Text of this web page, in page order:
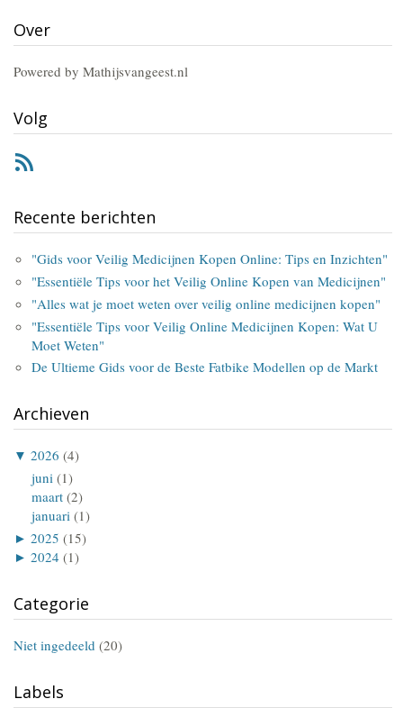
Over
Powered by Mathijsvangeest.nl
Volg
Recente berichten
"Gids voor Veilig Medicijnen Kopen Online: Tips en Inzichten"
"Essentiële Tips voor het Veilig Online Kopen van Medicijnen"
"Alles wat je moet weten over veilig online medicijnen kopen"
"Essentiële Tips voor Veilig Online Medicijnen Kopen: Wat U
Moet Weten"
De Ultieme Gids voor de Beste Fatbike Modellen op de Markt
Archieven
▼ 2026 (4)
juni (1)
maart (2)
januari (1)
► 2025 (15)
► 2024 (1)
Categorie
Niet ingedeeld (20)
Labels